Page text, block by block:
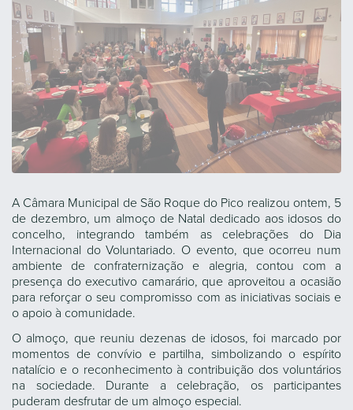
A Câmara Municipal de São Roque do Pico realizou ontem, 5
de dezembro, um almoço de Natal dedicado aos idosos do
concelho, integrando também as celebrações do Dia
Internacional do Voluntariado. O evento, que ocorreu num
ambiente de confraternização e alegria, contou com a
presença do executivo camarário, que aproveitou a ocasião
para reforçar o seu compromisso com as iniciativas sociais e
o apoio à comunidade.
O almoço, que reuniu dezenas de idosos, foi marcado por
momentos de convívio e partilha, simbolizando o espírito
natalício e o reconhecimento à contribuição dos voluntários
na sociedade. Durante a celebração, os participantes
puderam desfrutar de um almoço especial.